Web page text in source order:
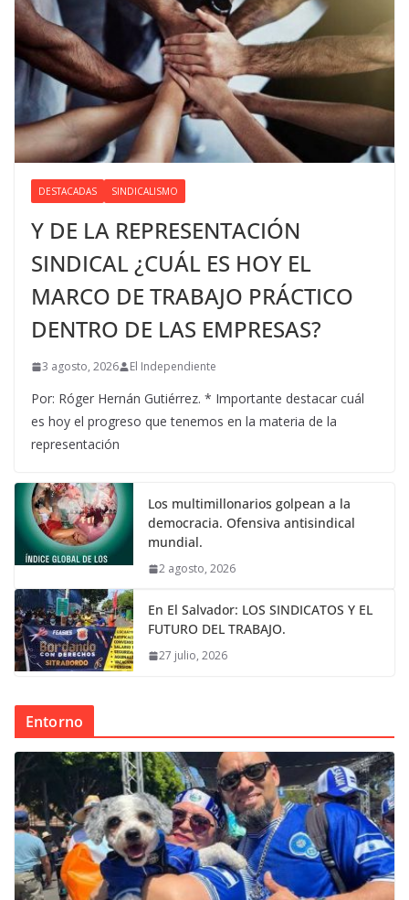
DESTACADAS SINDICALISMO
Y DE LA REPRESENTACIÓN
SINDICAL ¿CUÁL ES HOY EL
MARCO DE TRABAJO PRÁCTICO
DENTRO DE LAS EMPRESAS?
3 agosto, 2026 El Independiente
Por: Róger Hernán Gutiérrez. * Importante destacar cuál
es hoy el progreso que tenemos en la materia de la
representación
Los multimillonarios golpean a la
democracia. Ofensiva antisindical
mundial.
2 agosto, 2026
En El Salvador: LOS SINDICATOS Y EL
FUTURO DEL TRABAJO.
27 julio, 2026
Entorno